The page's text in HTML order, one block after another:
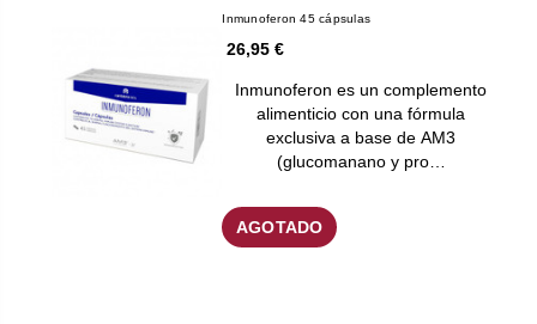
Inmunoferon 45 cápsulas
26,95 €
Inmunoferon es un complemento
alimenticio con una fórmula
exclusiva a base de AM3
(glucomanano y pro…
AGOTADO